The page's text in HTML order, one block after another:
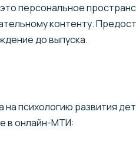
персональное
контенту.
до выпуска.
психологию развития
в онлайн-МТИ: